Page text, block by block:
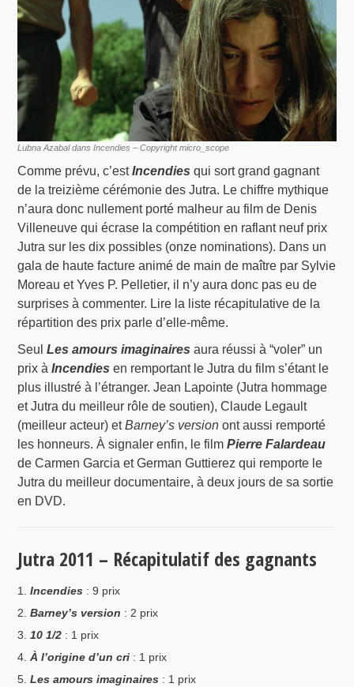
Lubna Azabal dans Incendies – Copyright micro_scope
Comme prévu, c’estIncendies qui sort grand gagnant
de la treizième cérémonie des Jutra. Le chiffre mythique
n’aura donc nullement porté malheur au film de Denis
Villeneuve qui écrase la compétition en raflant neuf prix
Jutra sur les dix possibles (onze nominations). Dans un
gala de haute facture animé de main de maître par Sylvie
Moreau et Yves P. Pelletier, il n’y aura donc pas eu de
surprises à commenter. Lire la liste récapitulative de la
répartition des prix parle d’elle-même.
SeulLes amours imaginaires aura réussi à “voler” un
prix àIncendies en remportant le Jutra du film s’étant le
plus illustré à l’étranger. Jean Lapointe (Jutra hommage
et Jutra du meilleur rôle de soutien), Claude Legault
(meilleur acteur) etBarney’s version ont aussi remporté
les honneurs. À signaler enfin, le filmPierre Falardeau
de Carmen Garcia et German Guttierez qui remporte le
Jutra du meilleur documentaire, à deux jours de sa sortie
en DVD.
Jutra 2011 – Récapitulatif des gagnants
Incendies : 9 prix
Barney’s version : 2 prix
10 1/2 : 1 prix
À l’origine d’un cri : 1 prix
Les amours imaginaires : 1 prix